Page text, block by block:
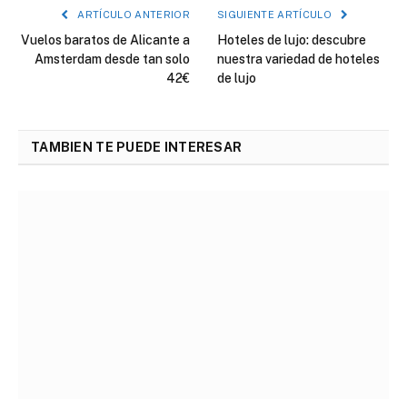
ARTÍCULO ANTERIOR
Vuelos baratos de Alicante a
Amsterdam desde tan solo
42€
SIGUIENTE ARTÍCULO
Hoteles de lujo: descubre
nuestra variedad de hoteles
de lujo
TAMBIEN TE PUEDE INTERESAR